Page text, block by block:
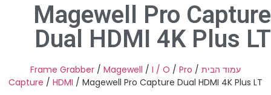
Frame Grabber
Industrial Camera
Professional Monitors
PTZ Confrence Camera
Magewell Pro Capture
Dual HDMI 4K Plus LT
עמוד הבית /
Frame Grabber / Magewell / I / O / Pro
Capture / HDMI / Magewell Pro Capture Dual HDMI 4K Plus LT